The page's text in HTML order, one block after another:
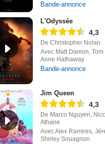
Bande-annonce
L'Odyssée
4,3
De Christopher Nolan
Avec Matt Damon,
Anne Hathaway
Bande-annonce
Jim Queen
4,3
De Marco Nguyen,
Athane
Avec Alex Ramires,
Shirley Souagnon